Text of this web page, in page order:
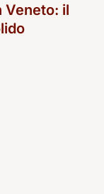
Veneto: il